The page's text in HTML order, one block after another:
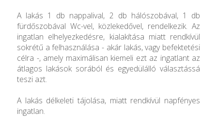
A lakás 1 db nappalival, 2 db hálószobával, 1 db
fürdőszobával Wc-vel, közlekedővel, rendelkezik. Az
ingatlan elhelyezkedésre, kialakítása miatt rendkívül
sokrétű a felhasználása - akár lakás, vagy befektetési
célra -, amely maximálisan kiemeli ezt az ingatlant az
átlagos lakások sorából és egyedülálló választássá
teszi azt.
A lakás délkeleti tájolása, miatt rendkívül napfényes
ingatlan.